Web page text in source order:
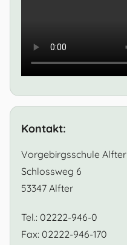
Kontakt:
Vorgebirgsschule Alfter
Schlossweg 6
53347 Alfter
Tel.: 02222-946-0
Fax: 02222-946-170